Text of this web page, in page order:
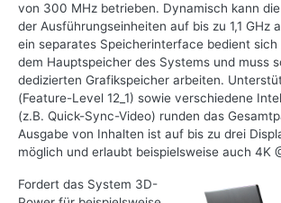
von 300 MHz betrieben. Dynamisch kann
der Ausführungseinheiten auf bis zu 1,1 GHz
ein separates Speicherinterface bedient sich
dem Hauptspeicher des Systems und muss
dedizierten Grafikspeicher arbeiten.
(Feature-Level 12_1) sowie verschiedene
(z.B. Quick-Sync-Video) runden das
Ausgabe von Inhalten ist auf bis zu drei
möglich und erlaubt beispielsweise auch 4K
Fordert das System 3D-